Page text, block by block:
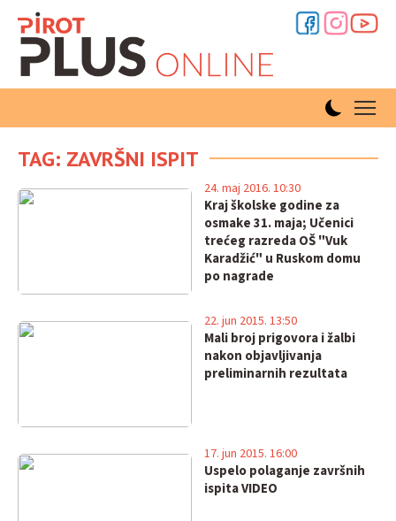
TAG: ZAVRŠNI ISPIT
Kraj školske godine za
osmake 31. maja; Učenici
trećeg razreda OŠ "Vuk
Karadžić" u Ruskom domu
po nagrade
24. maj 2016. 10:30
Mali broj prigovora i žalbi
nakon objavljivanja
preliminarnih rezultata
22. jun 2015. 13:50
Uspelo polaganje završnih
ispita VIDEO
17. jun 2015. 16:00